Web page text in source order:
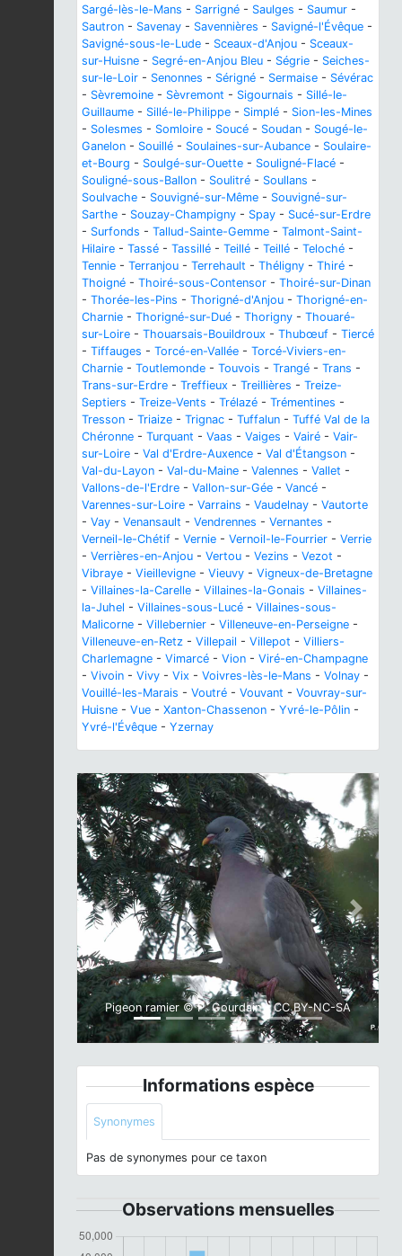
Sargé-lès-le-Mans - Sarrigné - Saulges - Saumur -
Sautron - Savenay - Savennières - Savigné-l'Évêque -
Savigné-sous-le-Lude - Sceaux-d'Anjou - Sceaux-
sur-Huisne - Segré-en-Anjou Bleu - Ségrie - Seiches-
sur-le-Loir - Senonnes - Sérigné - Sermaise - Sévérac
- Sèvremoine - Sèvremont - Sigournais - Sillé-le-
Guillaume - Sillé-le-Philippe - Simplé - Sion-les-Mines
- Solesmes - Somloire - Soucé - Soudan - Sougé-le-
Ganelon - Souillé - Soulaines-sur-Aubance - Soulaire-
et-Bourg - Soulgé-sur-Ouette - Souligné-Flacé -
Souligné-sous-Ballon - Soulitré - Soullans -
Soulvache - Souvigné-sur-Même - Souvigné-sur-
Sarthe - Souzay-Champigny - Spay - Sucé-sur-Erdre
- Surfonds - Tallud-Sainte-Gemme - Talmont-Saint-
Hilaire - Tassé - Tassillé - Teillé - Teillé - Teloché -
Tennie - Terranjou - Terrehault - Théligny - Thiré -
Thoigné - Thoiré-sous-Contensor - Thoiré-sur-Dinan
- Thorée-les-Pins - Thorigné-d'Anjou - Thorigné-en-
Charnie - Thorigné-sur-Dué - Thorigny - Thouaré-
sur-Loire - Thouarsais-Bouildroux - Thubœuf - Tiercé
- Tiffauges - Torcé-en-Vallée - Torcé-Viviers-en-
Charnie - Toutlemonde - Touvois - Trangé - Trans -
Trans-sur-Erdre - Treffieux - Treillières - Treize-
Septiers - Treize-Vents - Trélazé - Trémentines -
Tresson - Triaize - Trignac - Tuffalun - Tuffé Val de la
Chéronne - Turquant - Vaas - Vaiges - Vairé - Vair-
sur-Loire - Val d'Erdre-Auxence - Val d'Étangson -
Val-du-Layon - Val-du-Maine - Valennes - Vallet -
Vallons-de-l'Erdre - Vallon-sur-Gée - Vancé -
Varennes-sur-Loire - Varrains - Vaudelnay - Vautorte
- Vay - Venansault - Vendrennes - Vernantes -
Verneil-le-Chétif - Vernie - Vernoil-le-Fourrier - Verrie
- Verrières-en-Anjou - Vertou - Vezins - Vezot -
Vibraye - Vieillevigne - Vieuvy - Vigneux-de-Bretagne
- Villaines-la-Carelle - Villaines-la-Gonais - Villaines-
la-Juhel - Villaines-sous-Lucé - Villaines-sous-
Malicorne - Villebernier - Villeneuve-en-Perseigne -
Villeneuve-en-Retz - Villepail - Villepot - Villiers-
Charlemagne - Vimarcé - Vion - Viré-en-Champagne
- Vivoin - Vivy - Vix - Voivres-lès-le-Mans - Volnay -
Vouillé-les-Marais - Voutré - Vouvant - Vouvray-sur-
Huisne - Vue - Xanton-Chassenon - Yvré-le-Pôlin -
Yvré-l'Évêque - Yzernay
Pigeon ramier © P. Gourdain - CC BY-NC-SA
Previous Next
Informations espèce
Synonymes
Pas de synonymes pour ce taxon
Observations mensuelles